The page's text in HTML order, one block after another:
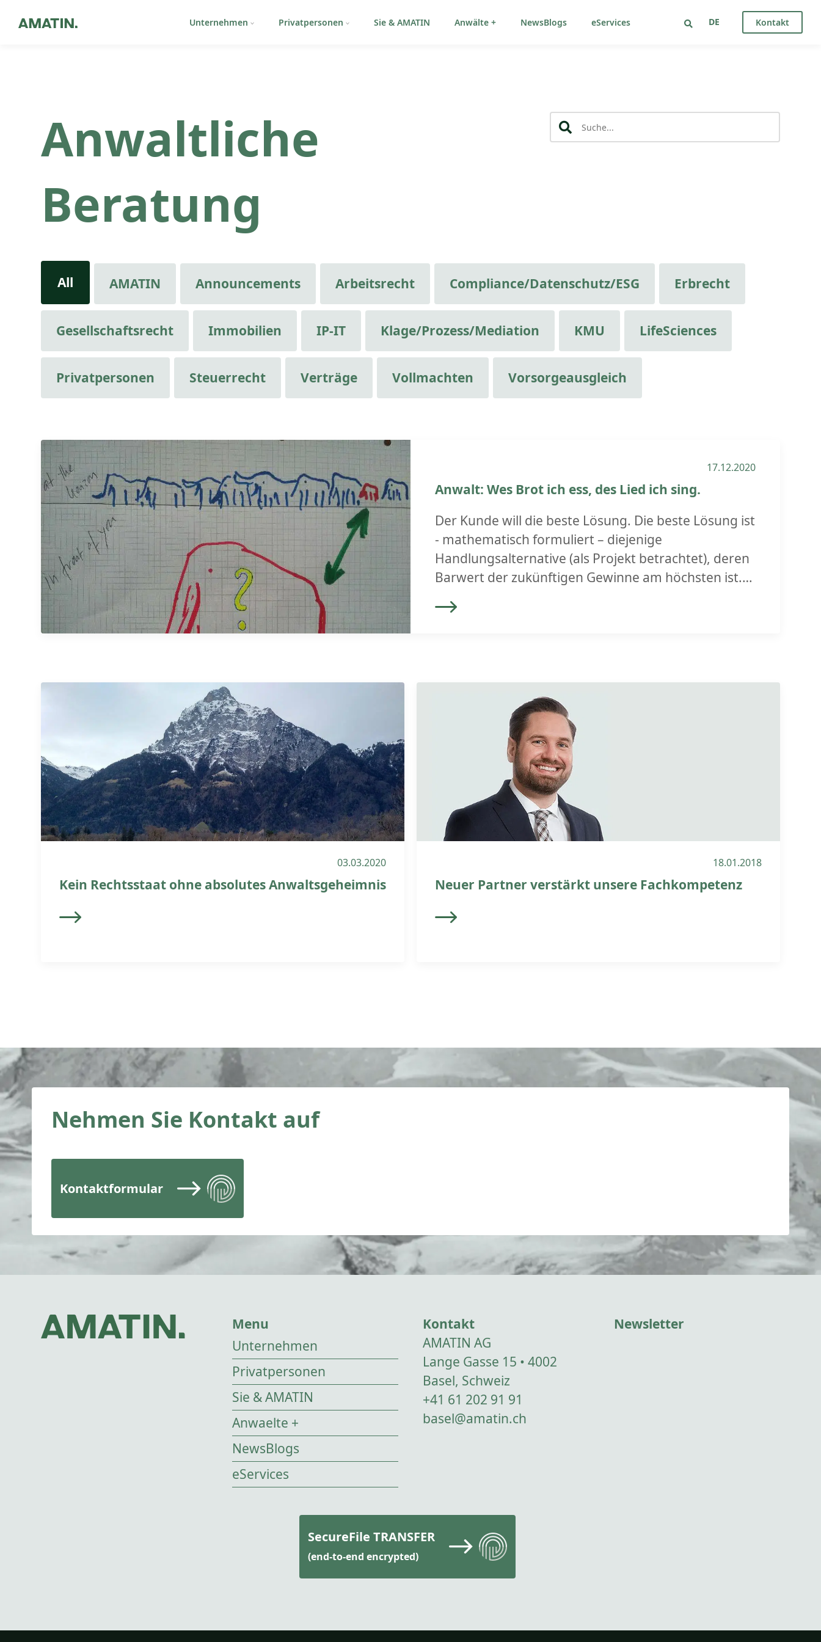
Unternehmen Privatpersonen Sie & AMATIN Anwälte + NewsBlogs eServices DE Kontakt
Anwaltliche
Beratung
All AMATIN Announcements Arbeitsrecht Compliance/Datenschutz/ESG Erbrecht
Gesellschaftsrecht Immobilien IP-IT Klage/Prozess/Mediation KMU LifeSciences
Privatpersonen Steuerrecht Verträge Vollmachten Vorsorgeausgleich
17.12.2020
Anwalt: Wes Brot ich ess, des Lied ich sing.
Der Kunde will die beste Lösung. Die beste Lösung ist
‑ mathematisch formuliert – diejenige
Handlungsalternative (als Projekt betrachtet), deren
Barwert der zukünftigen Gewinne am höchsten ist.
gewonnen sein: steht nämlich beim Kunden ultimativ
03.03.2020
Kein Rechtsstaat ohne absolutes Anwaltsgeheimnis
18.01.2018
Neuer Partner verstärkt unsere Fachkompetenz
Nehmen Sie Kontakt auf
Kontaktformular
Menu
Unternehmen
Privatpersonen
Sie & AMATIN
Anwaelte +
NewsBlogs
eServices
Kontakt
AMATIN AG
Lange Gasse 15 • 4002
Basel, Schweiz
+41 61 202 91 91
basel@amatin.ch
Newsletter
SecureFile TRANSFER
(end-to-end encrypted)